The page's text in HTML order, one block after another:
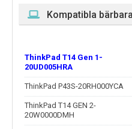
Kompatibla
ThinkPad T14 Gen 1-
20UD005HRA
ThinkPad P43S-20RH000YCA
ThinkPad T14 GEN 2-
20W0000DMH